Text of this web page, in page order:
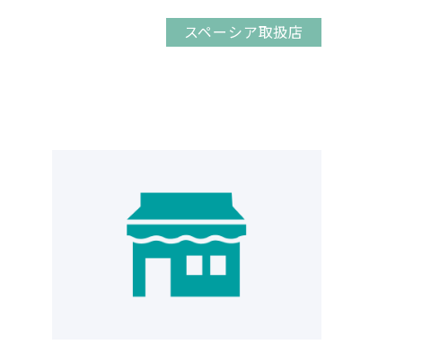
スペーシア取扱店